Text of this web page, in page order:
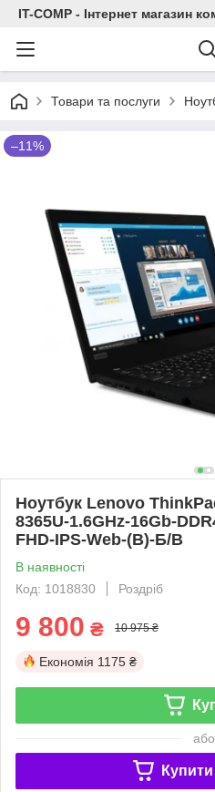
IT-COMP - Інтернет магазин
Товари та послуги
–11%
Ноутбук Lenovo
8365U-1.6GHz-16Gb-
FHD-IPS-Web-(B)-Б/В
В наявності
Код: 1018830
Роздріб
9 800 ₴ 10 975 ₴
Економія 1175 ₴
або
Купити